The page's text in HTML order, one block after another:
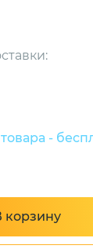
-
корзину